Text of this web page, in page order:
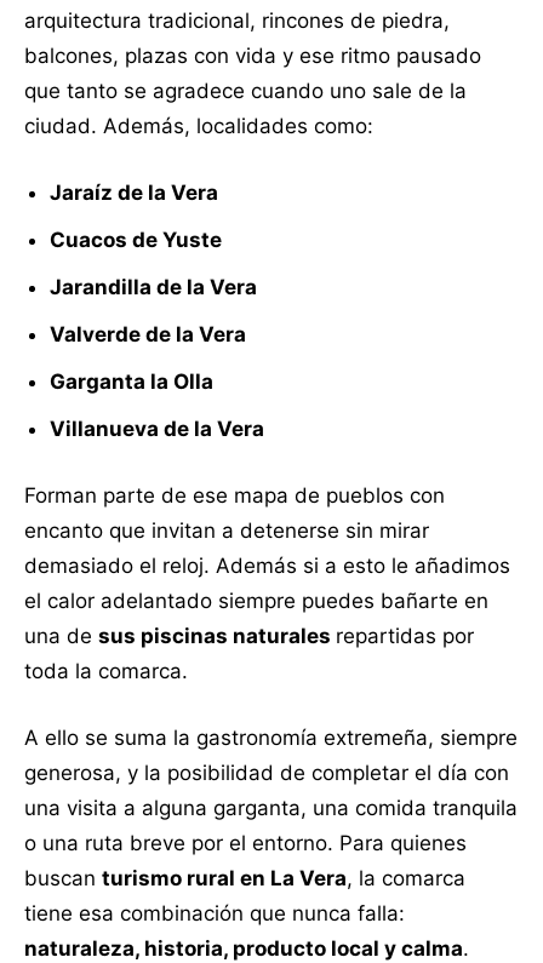
arquitectura tradicional, rincones de piedra,
balcones, plazas con vida y ese ritmo pausado
que tanto se agradece cuando uno sale de la
ciudad. Además, localidades como:
Jaraíz de la Vera
Cuacos de Yuste
Jarandilla de la Vera
Valverde de la Vera
Garganta la Olla
Villanueva de la Vera
Forman parte de ese mapa de pueblos con
encanto que invitan a detenerse sin mirar
demasiado el reloj. Además si a esto le añadimos
el calor adelantado siempre puedes bañarte en
una de sus piscinas naturales repartidas por
toda la comarca.
A ello se suma la gastronomía extremeña, siempre
generosa, y la posibilidad de completar el día con
una visita a alguna garganta, una comida tranquila
o una ruta breve por el entorno. Para quienes
buscan turismo rural en La Vera, la comarca
tiene esa combinación que nunca falla:
naturaleza, historia, producto local y calma.